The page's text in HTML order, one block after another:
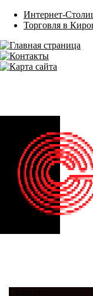
Интернет-
Торговля в